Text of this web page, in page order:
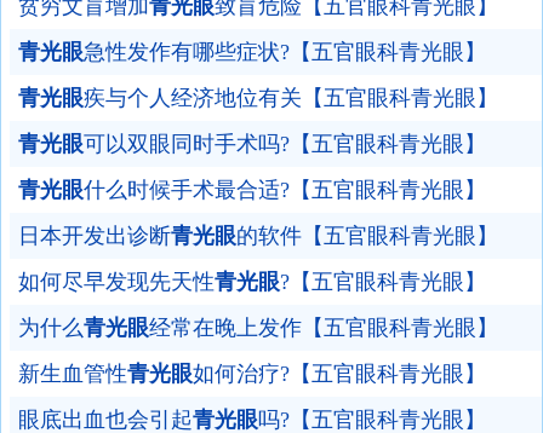
贫穷文盲增加青光眼致盲危险【五官眼科青光眼】
青光眼急性发作有哪些症状?【五官眼科青光眼】
青光眼疾与个人经济地位有关【五官眼科青光眼】
青光眼可以双眼同时手术吗?【五官眼科青光眼】
青光眼什么时候手术最合适?【五官眼科青光眼】
日本开发出诊断青光眼的软件【五官眼科青光眼】
如何尽早发现先天性青光眼?【五官眼科青光眼】
为什么青光眼经常在晚上发作【五官眼科青光眼】
新生血管性青光眼如何治疗?【五官眼科青光眼】
眼底出血也会引起青光眼吗?【五官眼科青光眼】